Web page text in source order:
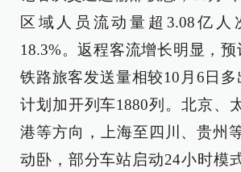
区域人员流动量超3.08亿人
18.3%。返程客流增长明显，预
铁路旅客发送量相较10月6日多
计划加开列车1880列。北京、
港等方向，上海至四川、贵州
动卧，部分车站启动24小时模